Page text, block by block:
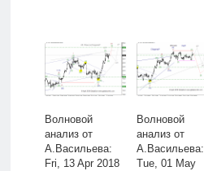
Волновой
анализ от
А.Васильева:
Fri, 13 Apr 2018
Волновой
анализ от
А.Васильева:
Tue, 01 May